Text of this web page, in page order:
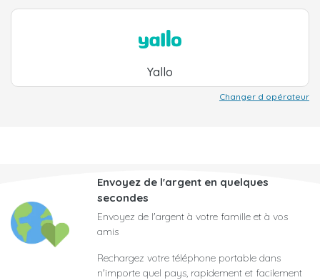
Yallo
Changer d opérateur
Envoyez de l'argent en quelques
secondes
Envoyez de l'argent à votre famille et à vos
amis
Rechargez votre téléphone portable dans
n'importe quel pays, rapidement et facilement